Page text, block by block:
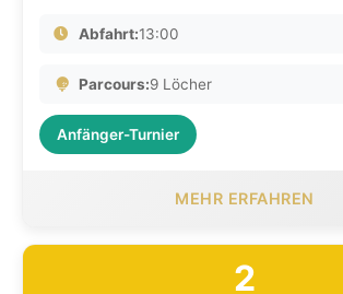
Abfahrt:13:00
Parcours:9 Löcher
Anfänger-Turnier
MEHR ERFAHREN
2